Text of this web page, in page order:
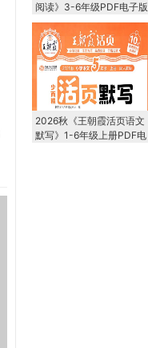
阅读》3-6年级PDF电子版
下载
2026秋《王朝霞活页语文
默写》1-6年级上册PDF电